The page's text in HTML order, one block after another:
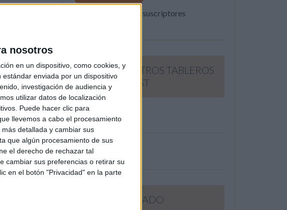
nosotros
en un dispositivo, como cookies, y
enviada por un dispositivo
investigación de audiencia y
utilizar datos de localización
Puede hacer clic para
llevemos a cabo el procesamiento
detallada y cambiar sus
que algún procesamiento de sus
el derecho de rechazar tal
cambiar sus preferencias o retirar su
en el botón "Privacidad" en la parte
Únete a otros 371K suscriptores
SIGUE NUESTROS TABLEROS
EN PINTEREST
LO MÁS VISITADO